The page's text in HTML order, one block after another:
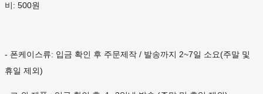
비: 500원
- 폰케이스류: 입금 확인 후 주문제작 / 발송까지 2~7일 소요(주말 및
휴일 제외)